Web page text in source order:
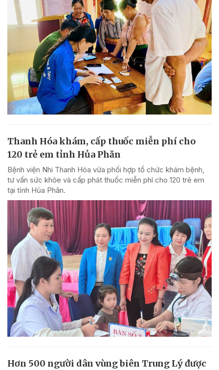
Thanh Hóa khám, cấp thuốc miễn phí cho
120 trẻ em tỉnh Hủa Phăn
Bệnh viện Nhi Thanh Hóa vừa phối hợp tổ chức khám bệnh,
tư vấn sức khỏe và cấp phát thuốc miễn phí cho 120 trẻ em
tại tỉnh Hủa Phăn.
Hơn 500 người dân vùng biên Trung Lý được